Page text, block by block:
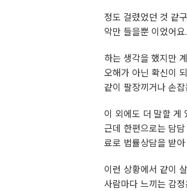
정도 걸렸었던 것 같
악만 들을뿐 이었어
하는 생각을 했지만
오해가 아닌 확신이
같이 팔장끼거나 손
이 외에도 더 말할 게
근데 한편으로는 담
료로 법률상담을 받
이런 상황에서 같이
사람마다 느끼는 감